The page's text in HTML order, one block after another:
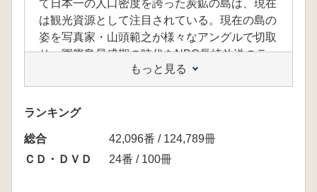
て日本一の人口密度を誇った炭鉱の島は、現在
は観光資源として注目されている。現在の島の
姿を写真家・山頭範之が様々なアングルで切取
り、軍艦島最盛期の時代をNBC長崎放送のラ
イブラリー映像などを絡めて紹介します。本編
ではCGをふんだんに使い、軍艦島の全容に迫
ります。 スペシャル・エディットは、画面ス
ーパーなし、ナレーションなしで、音楽と映像
のみで紹介する軍艦島。後半では、廃墟となっ
た島に刻まれた記憶が蘇ったように、そこに暮
もっと見る
ランキング
総合
42,096番 / 124,789冊
ＣＤ・ＤＶＤ
24番 / 100冊